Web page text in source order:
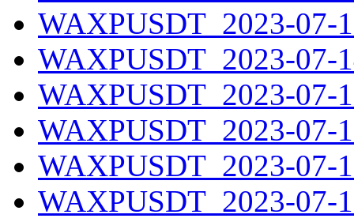
WAXPUSDT_2023-07-
WAXPUSDT_2023-07-
WAXPUSDT_2023-07-
WAXPUSDT_2023-07-
WAXPUSDT_2023-07-
WAXPUSDT_2023-07-